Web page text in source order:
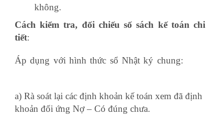
không.
Cách kiểm tra, đối chiếu số sách kế toán chi
tiết:
Áp dụng với hình thức sổ Nhật ký chung:
a) Rà soát lại các định khoản kế toán xem đã định
khoản đối ứng Nợ – Có đúng chưa.